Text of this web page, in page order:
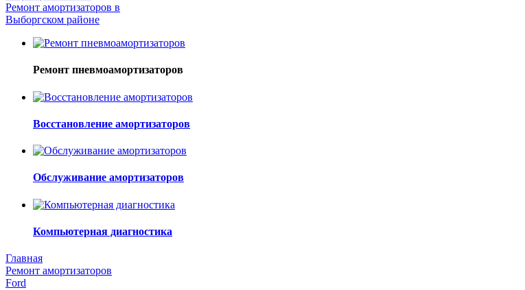
Ремонт амортизаторов в
Выборгском районе
Ремонт пневмоамортизаторов
Восстановление амортизаторов
Обслуживание амортизаторов
Компьютерная диагностика
Главная
Ремонт амортизаторов
Ford